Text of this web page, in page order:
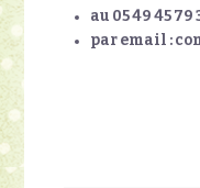
au 05 49 45 79
par email :